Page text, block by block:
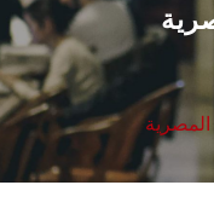
القطاعـات
الشئون الأكاديمية
البحث العلمي